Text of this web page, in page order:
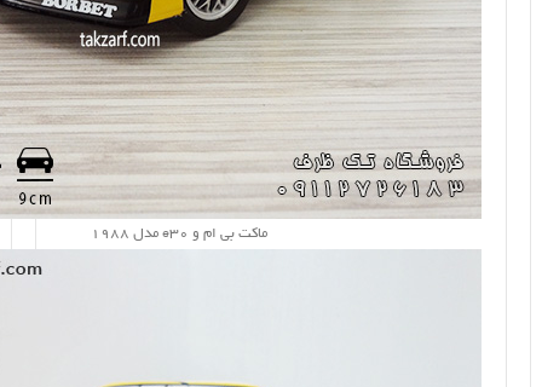
ماکت بی ام و e30 مدل 1988